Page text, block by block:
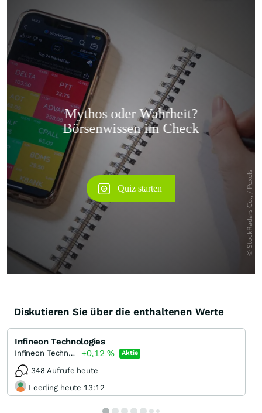
Überspringen
Diskutieren Sie über die enthaltenen Werte
Infineon Technologies
Infineon Technologies +0,12% Aktie
348 Aufrufe heute
Leerling heute 13:12